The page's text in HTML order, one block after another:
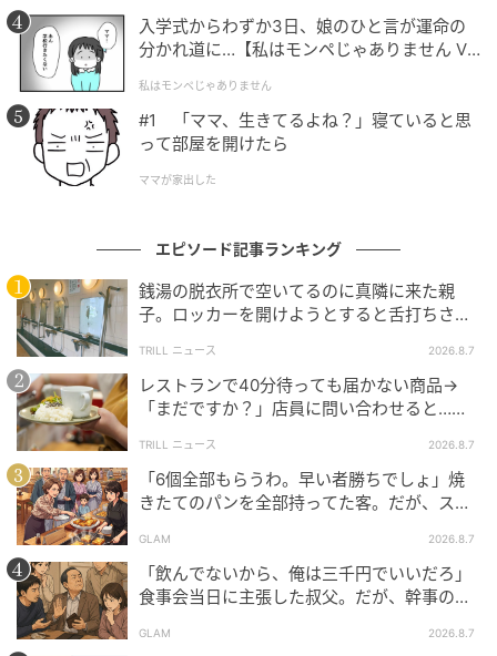
そして、ついに私の番！となったときのことです。ヨ
リで私の手元の結婚指輪を撮影しようということで左
手を差し出すと……「あれ、結婚指輪がない！」。
そこにいた全員が驚いてしまいました。私も周囲も、
指輪をしていないことに一切気づかずここまで進めて
いたのです。そして自分の左手を見て、「そういえ
指輪を傷つけたくないという思いから、顔を洗う際に
外して洗面台のところに置いたことを思い出しまし
た。そのまま着けるのを忘れてきてしまったのです。
まさか指輪を忘れるなんて！と焦り、慌てて近くに住
んでいてわが家の合鍵を持っていた母に連絡し、届け
てもらいました。私が指輪を忘れてしまったせいで撮
影のスケジュールも組み直しになり、さまざまな方に
迷惑をかけてしまいました……。
◇ ◇ ◇ ◇
今回のことを通して、「せっかくの指輪が傷ついたら
嫌」と思っていましたが、「結婚指輪は、着けていれ
ばいつか傷つくもの！ 何があっても外さない！ どうし
入学式からわずか3日、娘のひと言が運命の
分かれ道に…【私はモンペじゃありません Vo
私はモンペじゃありません
#1 「ママ、生きてるよね？」寝ていると思
って部屋を開けたら
ママが家出した
エピソード記事ランキング
銭湯の脱衣所で空いてるのに真隣に来た親
子。ロッカーを開けようとすると舌打ちさ
中で拍手」
TRILL ニュース 2026.8.7
レストランで40分待っても届かない商品→
「まだですか？」店員に問い合わせると…そ
せん」
TRILL ニュース 2026.8.7
「6個全部もらうわ。早い者勝ちでしょ」焼
きたてのパンを全部持ってた客。だが、スタ
GLAM 2026.8.7
「飲んでないから、俺は三千円でいいだろ」
食事会当日に主張した叔父。だが、幹事のい
GLAM 2026.8.7